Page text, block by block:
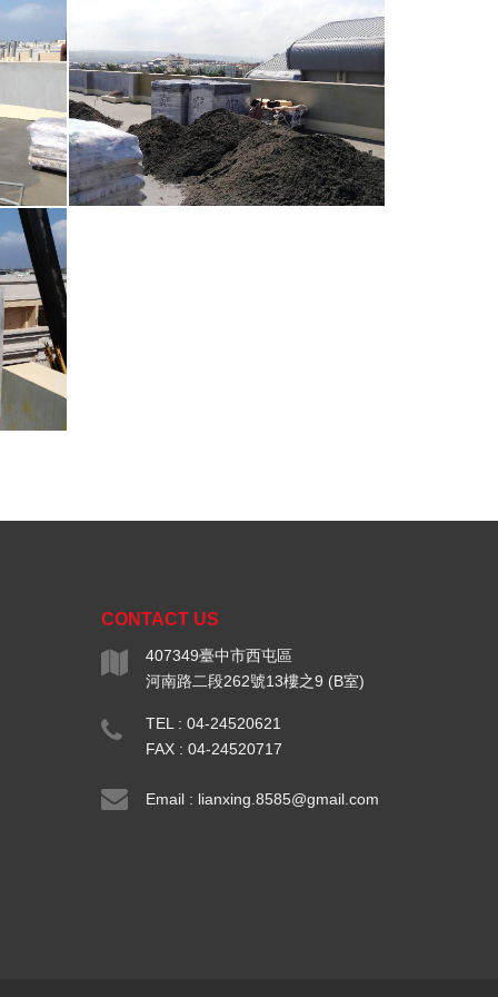
CONTACT US
407349臺中市西屯區
河南路二段262號13樓之9 (B室)
TEL : 04-24520621
FAX : 04-24520717
Email : lianxing.8585@gmail.com